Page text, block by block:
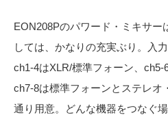
EON208Pのパワード・ミキサー
しては、かなりの充実ぶり。入
ch1-4はXLR/標準フォーン、ch5-
ch7-8は標準フォーンとステレオ
通り用意。どんな機器をつなぐ